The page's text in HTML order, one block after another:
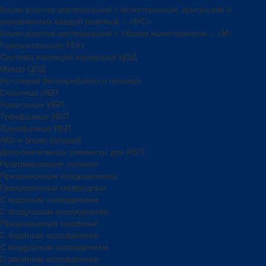
Блоки розеток вертикальные с мониторингом, контролем и
управлением каждой розеткой – «МС»
Блоки розеток вертикальные с общим мониторингом – «М»
Горизонтальные PDU
Система изоляции коридоров ЦОД
Микро ЦОД
Источники бесперебойного питания
Стоечные ИБП
Напольные ИБП
Трёхфазные ИБП
Однофазные ИБП
АКБ и блоки батарей
Дополнительные элементы для ИБП
Резервирование питания
Прецизионные кондиционеры
Прецизионные межрядные
С водяным охлаждением
С воздушным охлаждением
Прецизионные шкафные
С водяным охлаждением
С воздушным охлаждением
С двойным охлаждением